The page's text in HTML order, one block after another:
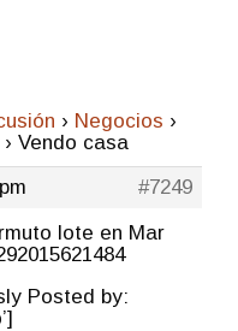
› Negocios ›
› Vendo casa
#7249
lote en Mar
Posted by: